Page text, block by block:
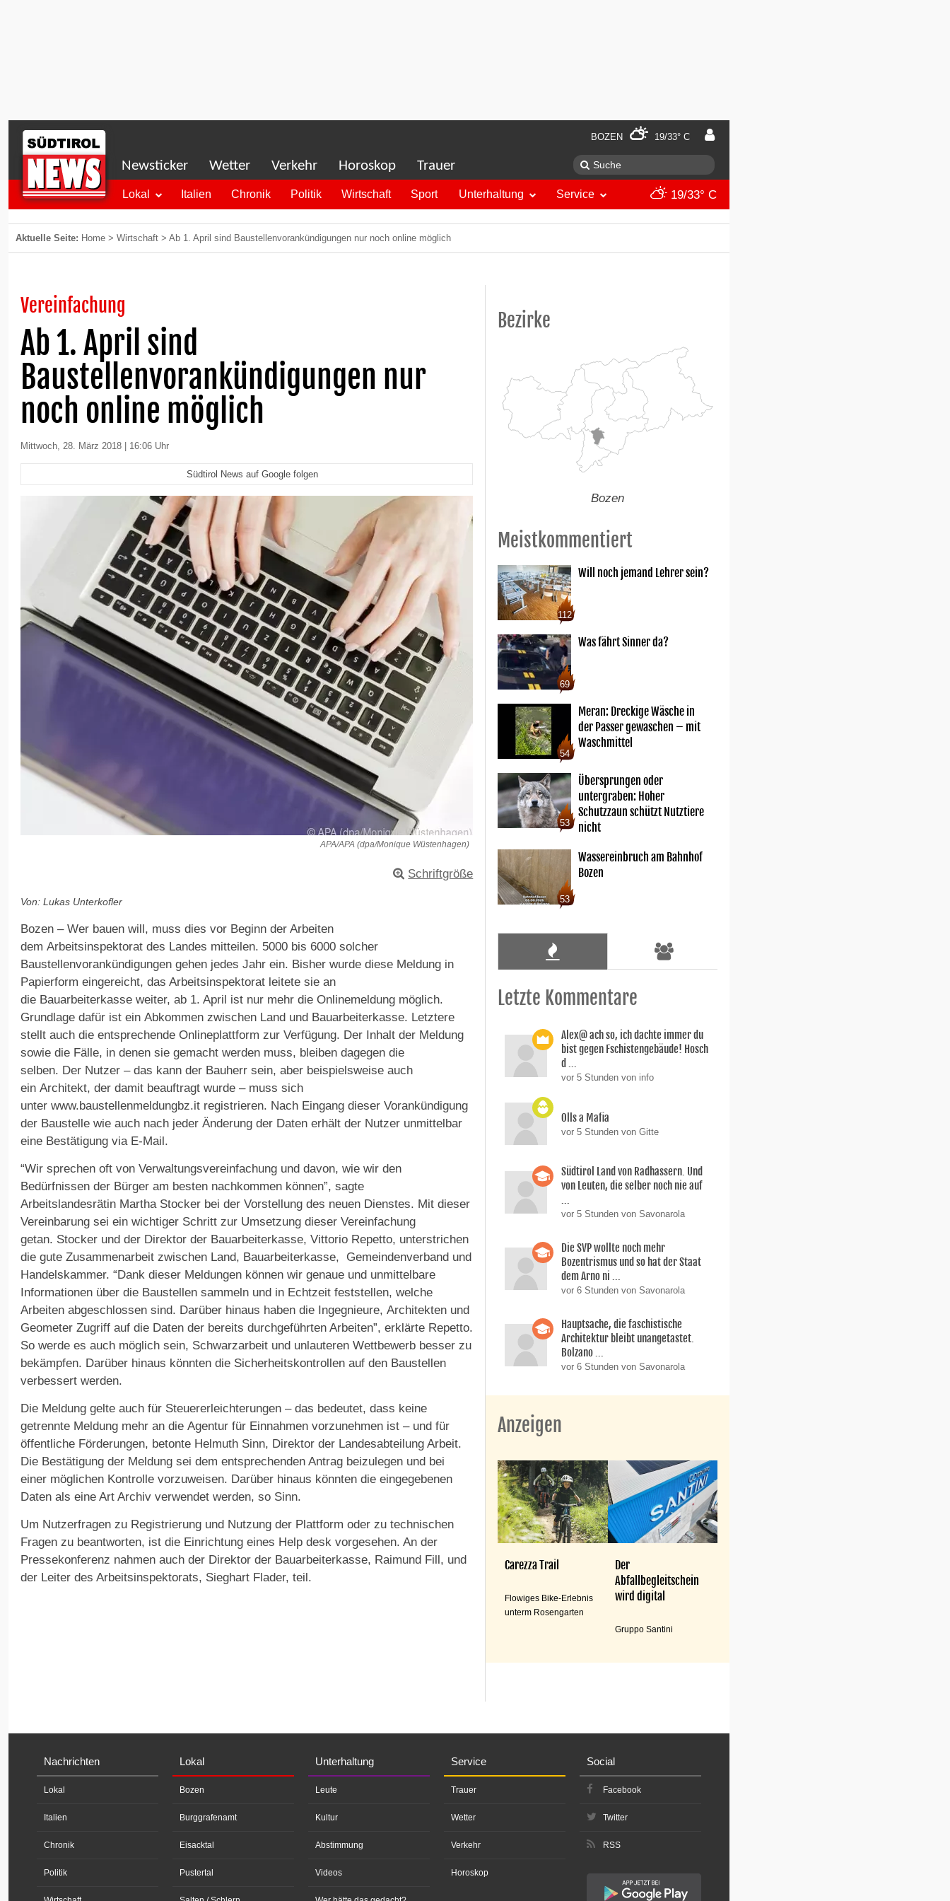
BOZEN 19/33° C
Newsticker Wetter Verkehr Horoskop Trauer
Lokal Italien Chronik Politik Wirtschaft Sport Unterhaltung Service 19/33° C
Aktuelle Seite: Home > Wirtschaft > Ab 1. April sind Baustellenvorankündigungen nur noch online möglich
Vereinfachung
Ab 1. April sind
Baustellenvorankündigungen nur
noch online möglich
Mittwoch, 28. März 2018 | 16:06 Uhr
Südtirol News auf Google folgen
APA/APA (dpa/Monique Wüstenhagen)
Schriftgröße
Von: Lukas Unterkofler
Bozen – Wer bauen will, muss dies vor Beginn der Arbeiten
dem Arbeitsinspektorat des Landes mitteilen. 5000 bis 6000 solcher
Baustellenvorankündigungen gehen jedes Jahr ein. Bisher wurde diese Meldung in
Papierform eingereicht, das Arbeitsinspektorat leitete sie an
die Bauarbeiterkasse weiter, ab 1. April ist nur mehr die Onlinemeldung möglich.
Grundlage dafür ist ein Abkommen zwischen Land und Bauarbeiterkasse. Letztere
stellt auch die entsprechende Onlineplattform zur Verfügung. Der Inhalt der Meldung
sowie die Fälle, in denen sie gemacht werden muss, bleiben dagegen die
selben. Der Nutzer – das kann der Bauherr sein, aber beispielsweise auch
ein Architekt, der damit beauftragt wurde – muss sich
unter www.baustellenmeldungbz.it registrieren. Nach Eingang dieser Vorankündigung
der Baustelle wie auch nach jeder Änderung der Daten erhält der Nutzer unmittelbar
eine Bestätigung via E-Mail.
“Wir sprechen oft von Verwaltungsvereinfachung und davon, wie wir den
Bedürfnissen der Bürger am besten nachkommen können”, sagte
Arbeitslandesrätin Martha Stocker bei der Vorstellung des neuen Dienstes. Mit dieser
Vereinbarung sei ein wichtiger Schritt zur Umsetzung dieser Vereinfachung
getan. Stocker und der Direktor der Bauarbeiterkasse, Vittorio Repetto, unterstrichen
die gute Zusammenarbeit zwischen Land, Bauarbeiterkasse, Gemeindenverband und
Handelskammer. “Dank dieser Meldungen können wir genaue und unmittelbare
Informationen über die Baustellen sammeln und in Echtzeit feststellen, welche
Arbeiten abgeschlossen sind. Darüber hinaus haben die Ingegnieure, Architekten und
Geometer Zugriff auf die Daten der bereits durchgeführten Arbeiten”, erklärte Repetto.
So werde es auch möglich sein, Schwarzarbeit und unlauteren Wettbewerb besser zu
bekämpfen. Darüber hinaus könnten die Sicherheitskontrollen auf den Baustellen
verbessert werden.
Die Meldung gelte auch für Steuererleichterungen – das bedeutet, dass keine
getrennte Meldung mehr an die Agentur für Einnahmen vorzunehmen ist – und für
öffentliche Förderungen, betonte Helmuth Sinn, Direktor der Landesabteilung Arbeit.
Die Bestätigung der Meldung sei dem entsprechenden Antrag beizulegen und bei
einer möglichen Kontrolle vorzuweisen. Darüber hinaus könnten die eingegebenen
Daten als eine Art Archiv verwendet werden, so Sinn.
Um Nutzerfragen zu Registrierung und Nutzung der Plattform oder zu technischen
Fragen zu beantworten, ist die Einrichtung eines Help desk vorgesehen. An der
Pressekonferenz nahmen auch der Direktor der Bauarbeiterkasse, Raimund Fill, und
der Leiter des Arbeitsinspektorats, Sieghart Flader, teil.
Bezirke
Bozen
Meistkommentiert
112
Will noch jemand Lehrer sein?
69
Was fährt Sinner da?
54
Meran: Dreckige Wäsche in
der Passer gewaschen – mit
Waschmittel
53
Übersprungen oder
untergraben: Hoher
Schutzzaun schützt Nutztiere
nicht
53
Wassereinbruch am Bahnhof
Bozen
Letzte Kommentare
Alex@ ach so, ich dachte immer du
bist gegen Fschistengebäude! Hosch
d ...
vor 5 Stunden von info
Olls a Mafia
vor 5 Stunden von Gitte
Südtirol Land von Radhassern. Und
von Leuten, die selber noch nie auf
...
vor 5 Stunden von Savonarola
Die SVP wollte noch mehr
Bozentrismus und so hat der Staat
dem Arno ni ...
vor 6 Stunden von Savonarola
Hauptsache, die faschistische
Architektur bleibt unangetastet.
Bolzano ...
vor 6 Stunden von Savonarola
Anzeigen
Carezza Trail
Flowiges Bike-Erlebnis
unterm Rosengarten
Der
Abfallbegleitschein
wird digital
Gruppo Santini
Nachrichten
Lokal
Italien
Chronik
Politik
Lokal
Bozen
Burggrafenamt
Eisacktal
Pustertal
Unterhaltung
Leute
Kultur
Abstimmung
Videos
Service
Trauer
Wetter
Verkehr
Horoskop
Social
Facebook
Twitter
RSS